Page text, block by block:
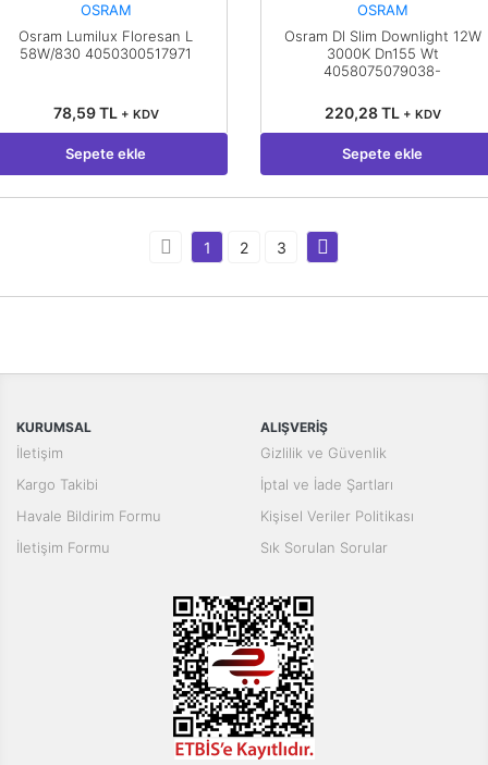
OSRAM
Osram Lumilux Floresan L
58W/830 4050300517971
78,59 TL + KDV
Sepete ekle
OSRAM
Osram Dl Slim Downlight 12W
3000K Dn155 Wt
4058075079038-
220,28 TL + KDV
Sepete ekle
1 2 3
KURUMSAL
İletişim
Kargo Takibi
Havale Bildirim Formu
İletişim Formu
ALIŞVERİŞ
Gizlilik ve Güvenlik
İptal ve İade Şartları
Kişisel Veriler Politikası
Sık Sorulan Sorular